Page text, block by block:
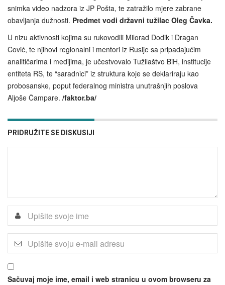
snimka video nadzora iz JP Pošta, te zatražilo mjere zabrane
obavljanja dužnosti. Predmet vodi državni tužilac Oleg Čavka.
U nizu aktivnosti kojima su rukovodili Milorad Dodik i Dragan
Čović, te njihovi regionalni i mentori iz Rusije sa pripadajućim
analitičarima i medijima, je učestvovalo Tužilaštvo BiH, institucije
entiteta RS, te “saradnici” iz struktura koje se deklariraju kao
probosanske, poput federalnog ministra unutrašnjih poslova
Aljoše Čampare. /faktor.ba/
PRIDRUŽITE SE DISKUSIJI
Sačuvaj moje ime, email i web stranicu u ovom browseru za